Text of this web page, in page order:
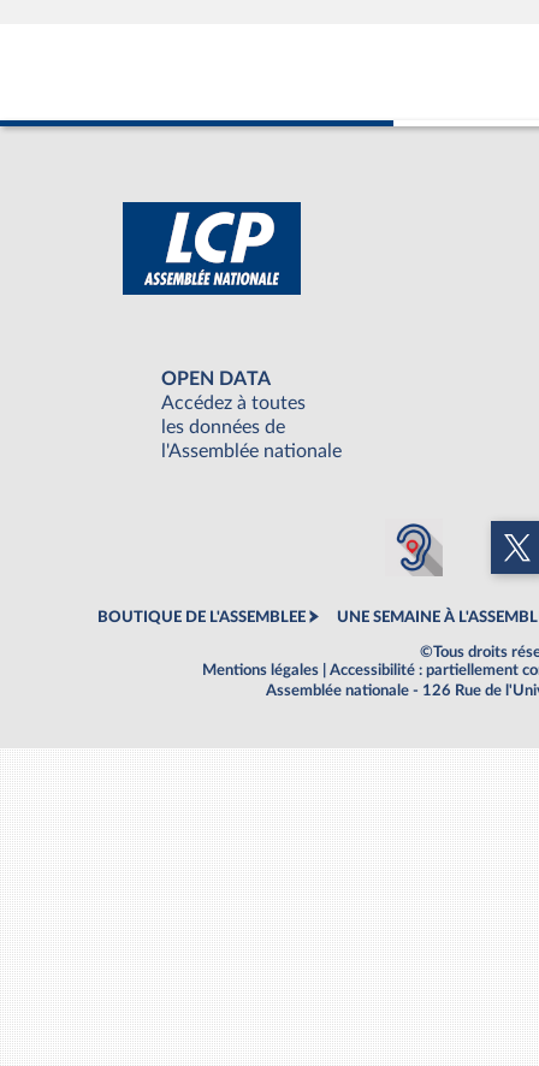
OPEN DATA
Accédez à toutes
les données de
l'Assemblée nationale
BOUTIQUE DE L'ASSEMBLEE UNE SEMAINE À
©Tous droits
Mentions légales
Accessibilité : partiellement
Assemblée nationale - 126 Rue de